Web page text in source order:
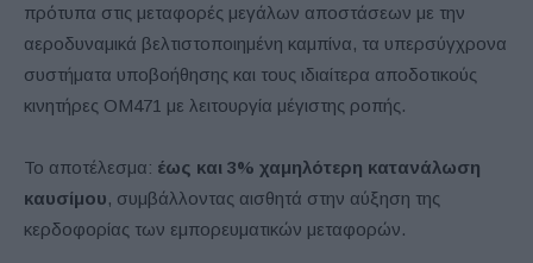
πρότυπα στις μεταφορές μεγάλων αποστάσεων με την
αεροδυναμικά βελτιστοποιημένη καμπίνα, τα υπερσύγχρονα
συστήματα υποβοήθησης και τους ιδιαίτερα αποδοτικούς
κινητήρες OM471 με λειτουργία μέγιστης ροπής.
Το αποτέλεσμα: έως και 3% χαμηλότερη κατανάλωση
καυσίμου, συμβάλλοντας αισθητά στην αύξηση της
κερδοφορίας των εμπορευματικών μεταφορών.